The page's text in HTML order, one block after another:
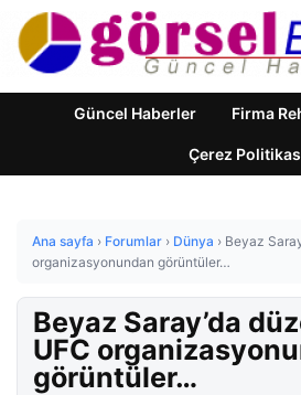
Güncel Haberler Firma
Çerez
Ana sayfa › Forumlar › Dünya › Beyaz
organizasyonundan görüntüler…
Beyaz Saray’da
UFC
görüntüler…